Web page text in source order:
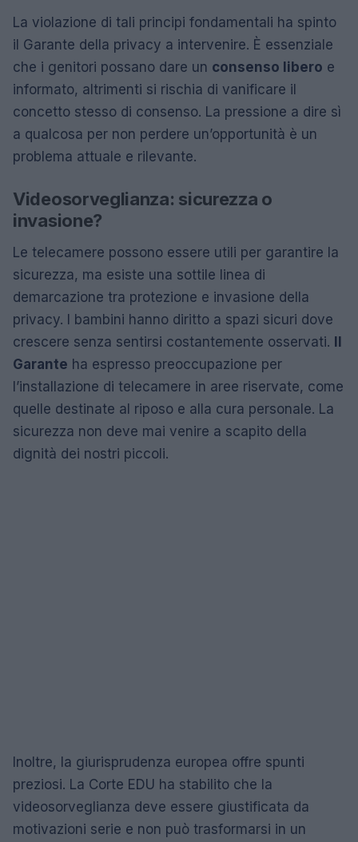
La violazione di tali principi fondamentali ha spinto
il Garante della privacy a intervenire. È essenziale
che i genitori possano dare un consenso libero e
informato, altrimenti si rischia di vanificare il
concetto stesso di consenso. La pressione a dire sì
a qualcosa per non perdere un’opportunità è un
problema attuale e rilevante.
Videosorveglianza: sicurezza o
invasione?
Le telecamere possono essere utili per garantire la
sicurezza, ma esiste una sottile linea di
demarcazione tra protezione e invasione della
privacy. I bambini hanno diritto a spazi sicuri dove
crescere senza sentirsi costantemente osservati. Il
Garante ha espresso preoccupazione per
l’installazione di telecamere in aree riservate, come
quelle destinate al riposo e alla cura personale. La
sicurezza non deve mai venire a scapito della
dignità dei nostri piccoli.
Inoltre, la giurisprudenza europea offre spunti
preziosi. La Corte EDU ha stabilito che la
videosorveglianza deve essere giustificata da
motivazioni serie e non può trasformarsi in un